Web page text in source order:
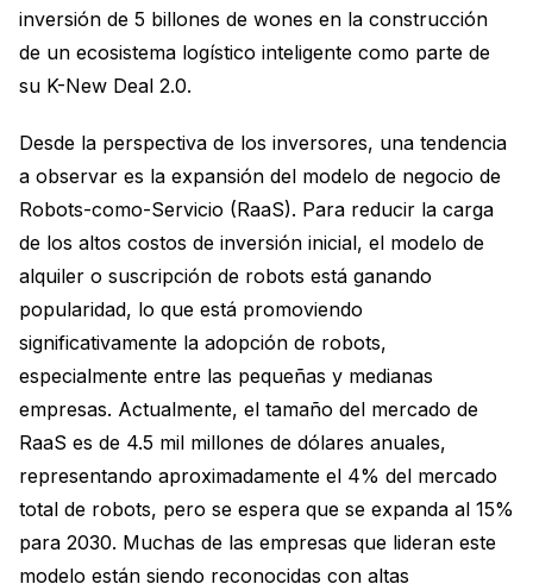
inversión de 5 billones de wones en la construcción
de un ecosistema logístico inteligente como parte de
su K-New Deal 2.0.
Desde la perspectiva de los inversores, una tendencia
a observar es la expansión del modelo de negocio de
Robots-como-Servicio (RaaS). Para reducir la carga
de los altos costos de inversión inicial, el modelo de
alquiler o suscripción de robots está ganando
popularidad, lo que está promoviendo
significativamente la adopción de robots,
especialmente entre las pequeñas y medianas
empresas. Actualmente, el tamaño del mercado de
RaaS es de 4.5 mil millones de dólares anuales,
representando aproximadamente el 4% del mercado
total de robots, pero se espera que se expanda al 15%
para 2030. Muchas de las empresas que lideran este
modelo están siendo reconocidas con altas